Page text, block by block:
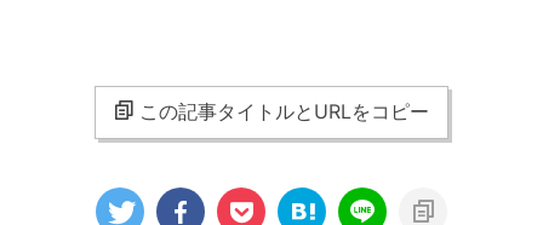
この記事タイトルとURLをコピー